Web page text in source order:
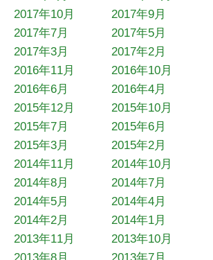
2017年10月
2017年9月
2017年7月
2017年5月
2017年3月
2017年2月
2016年11月
2016年10月
2016年6月
2016年4月
2015年12月
2015年10月
2015年7月
2015年6月
2015年3月
2015年2月
2014年11月
2014年10月
2014年8月
2014年7月
2014年5月
2014年4月
2014年2月
2014年1月
2013年11月
2013年10月